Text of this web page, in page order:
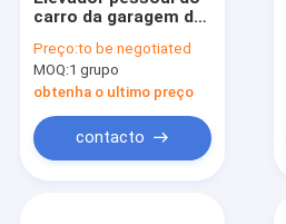
carro da garagem de
System ISO9001 do
dobro da
movimentação do
motor
Preço:to be negotiated
MOQ:1 grupo
obtenha o ultimo preço
contacto